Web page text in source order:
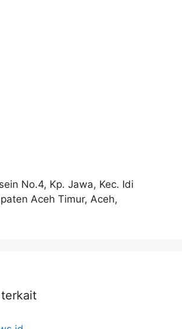
No.4, Kp. Jawa, Kec. Idi
Aceh Timur, Aceh,